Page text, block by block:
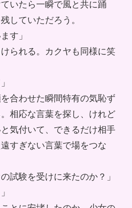
いたら一瞬で風と共に踊
していただろう。
す」
られる。カクヤも同様に笑
合わせた瞬間特有の気恥ず
相応な言葉を探し、けれど
気付いて、できるだけ相手
すぎない言葉で場をつな
試験を受けに来たのか？」